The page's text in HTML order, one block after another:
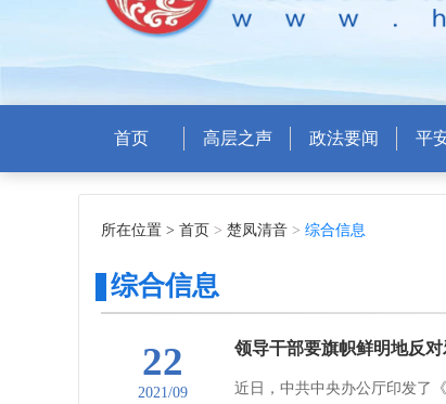
首页 高层之声 政法要闻 平
所在位置 > 首页 > 楚凤清音 > 综合信息
综合信息
22
2021/09
领导干部要旗帜鲜明地反对
近日，中共中央办公厅印发了